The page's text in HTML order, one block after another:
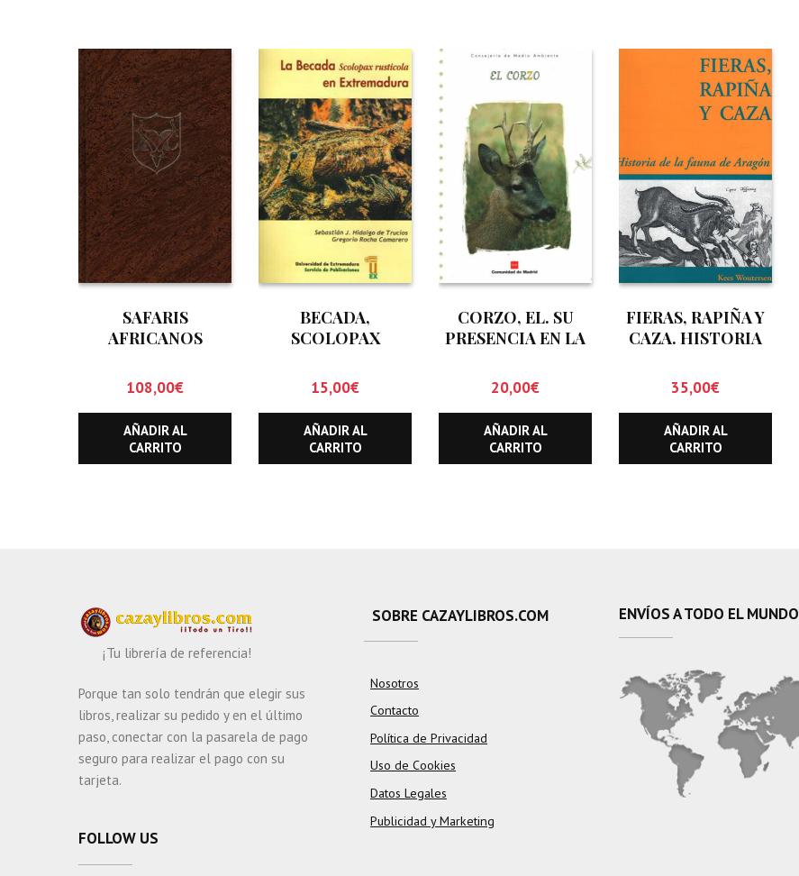
SAFARIS
AFRICANOS
108,00€
AÑADIR AL
CARRITO
BECADA,
SCOLOPAX
EXTREMADURA,
LA
15,00€
AÑADIR AL
CARRITO
CORZO, EL. SU
PRESENCIA EN LA
MADRID
20,00€
AÑADIR AL
CARRITO
FIERAS, RAPIÑA Y
CAZA. HISTORIA
ARAGON
35,00€
AÑADIR AL
CARRITO
¡Tu librería de referencia!
Porque tan solo tendrán que elegir sus
libros, realizar su pedido y en el último
paso, conectar con la pasarela de pago
seguro para realizar el pago con su
tarjeta.
FOLLOW US
SOBRE CAZAYLIBROS.COM
Nosotros
Contacto
Política de Privacidad
Uso de Cookies
Datos Legales
Publicidad y Marketing
ENVÍOS A TODO EL MUNDO